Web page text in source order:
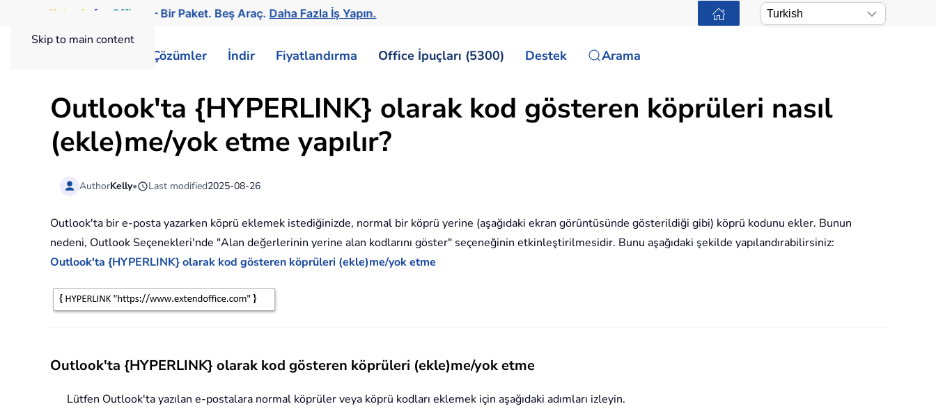
Skip to main content
Kutools for Office — Bir Paket. Beş Araç.Daha Fazla İş Yapın.
Çözümler İndir Fiyatlandırma Office İpuçları (5300) Destek Arama
Outlook'ta {HYPERLINK} olarak kod gösteren köprüleri nasıl
(ekle)me/yok etme yapılır?
AuthorKelly• Last modified2025-08-26
Outlook'ta bir e-posta yazarken köprü eklemek istediğinizde, normal bir köprü yerine (aşağıdaki ekran görüntüsünde gösterildiği gibi) köprü kodunu ekler. Bunun
nedeni, Outlook Seçenekleri'nde "Alan değerlerinin yerine alan kodlarını göster" seçeneğinin etkinleştirilmesidir. Bunu aşağıdaki şekilde yapılandırabilirsiniz:
Outlook'ta {HYPERLINK} olarak kod gösteren köprüleri (ekle)me/yok etme
Outlook'ta {HYPERLINK} olarak kod gösteren köprüleri (ekle)me/yok etme
Lütfen Outlook'ta yazılan e-postalara normal köprüler veya köprü kodları eklemek için aşağıdaki adımları izleyin.